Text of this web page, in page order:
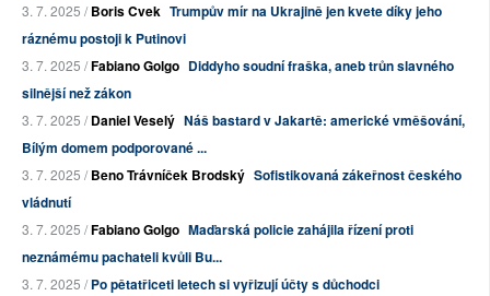
3. 7. 2025 /Boris Cvek Trumpův mír na Ukrajině jen kvete díky jeho
ráznému postoji k Putinovi
3. 7. 2025 /Fabiano Golgo Diddyho soudní fraška, aneb trůn slavného
silnější než zákon
3. 7. 2025 /Daniel Veselý Náš bastard v Jakartě: americké vměšování,
Bílým domem podporované ...
3. 7. 2025 /Beno Trávníček Brodský Sofistikovaná zákeřnost českého
vládnutí
3. 7. 2025 /Fabiano Golgo Maďarská policie zahájila řízení proti
neznámému pachateli kvůli Bu...
3. 7. 2025 /Po pětatřiceti letech si vyřizují účty s důchodci